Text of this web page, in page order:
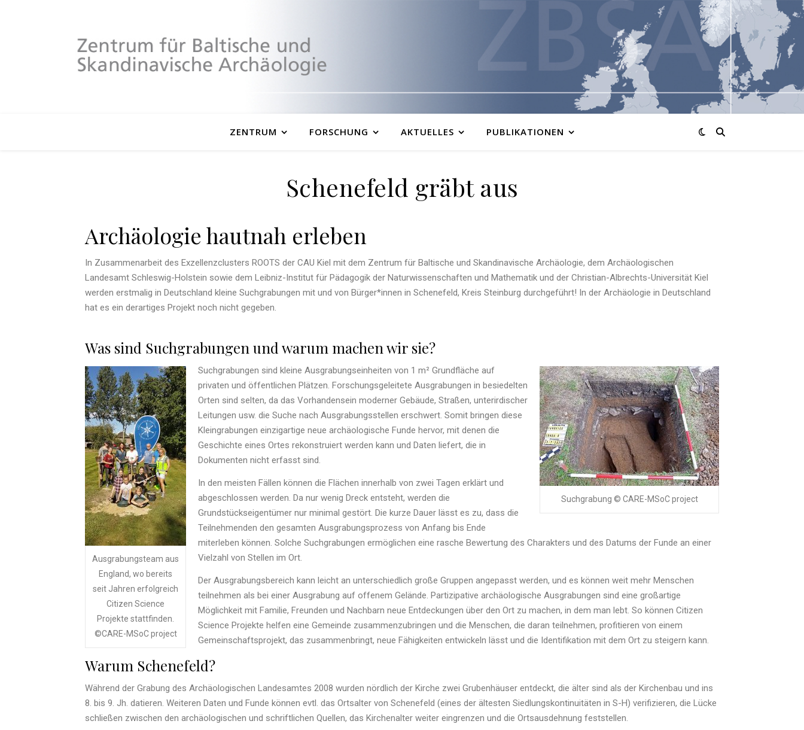
ZENTRUM FORSCHUNG AKTUELLES PUBLIKATIONEN
Schenefeld gräbt aus
Archäologie hautnah erleben
In Zusammenarbeit des Exzellenzclusters ROOTS der CAU Kiel mit dem Zentrum für Baltische und Skandinavische Archäologie, dem Archäologischen
Landesamt Schleswig-Holstein sowie dem Leibniz-Institut für Pädagogik der Naturwissenschaften und Mathematik und der Christian-Albrechts-Universität Kiel
werden erstmalig in Deutschland kleine Suchgrabungen mit und von Bürger*innen in Schenefeld, Kreis Steinburg durchgeführt! In der Archäologie in Deutschland
hat es ein derartiges Projekt noch nicht gegeben.
Was sind Suchgrabungen und warum machen wir sie?
Suchgrabung © CARE-MSoC project
Ausgrabungsteam aus
England, wo bereits
seit Jahren erfolgreich
Citizen Science
Projekte stattfinden.
©CARE-MSoC project
Suchgrabungen sind kleine Ausgrabungseinheiten von 1 m² Grundfläche auf
privaten und öffentlichen Plätzen. Forschungsgeleitete Ausgrabungen in besiedelten
Orten sind selten, da das Vorhandensein moderner Gebäude, Straßen, unterirdischer
Leitungen usw. die Suche nach Ausgrabungsstellen erschwert. Somit bringen diese
Kleingrabungen einzigartige neue archäologische Funde hervor, mit denen die
Geschichte eines Ortes rekonstruiert werden kann und Daten liefert, die in
Dokumenten nicht erfasst sind.
In den meisten Fällen können die Flächen innerhalb von zwei Tagen erklärt und
abgeschlossen werden. Da nur wenig Dreck entsteht, werden die
Grundstückseigentümer nur minimal gestört. Die kurze Dauer lässt es zu, dass die
Teilnehmenden den gesamten Ausgrabungsprozess von Anfang bis Ende
miterleben können. Solche Suchgrabungen ermöglichen eine rasche Bewertung des Charakters und des Datums der Funde an einer
Vielzahl von Stellen im Ort.
Der Ausgrabungsbereich kann leicht an unterschiedlich große Gruppen angepasst werden, und es können weit mehr Menschen
teilnehmen als bei einer Ausgrabung auf offenem Gelände. Partizipative archäologische Ausgrabungen sind eine großartige
Möglichkeit mit Familie, Freunden und Nachbarn neue Entdeckungen über den Ort zu machen, in dem man lebt. So können Citizen
Science Projekte helfen eine Gemeinde zusammenzubringen und die Menschen, die daran teilnehmen, profitieren von einem
Gemeinschaftsprojekt, das zusammenbringt, neue Fähigkeiten entwickeln lässt und die Identifikation mit dem Ort zu steigern kann.
Warum Schenefeld?
Während der Grabung des Archäologischen Landesamtes 2008 wurden nördlich der Kirche zwei Grubenhäuser entdeckt, die älter sind als der Kirchenbau und ins
8. bis 9. Jh. datieren. Weiteren Daten und Funde können evtl. das Ortsalter von Schenefeld (eines der ältesten Siedlungskontinuitäten in S-H) verifizieren, die Lücke
schließen zwischen den archäologischen und schriftlichen Quellen, das Kirchenalter weiter eingrenzen und die Ortsausdehnung feststellen.